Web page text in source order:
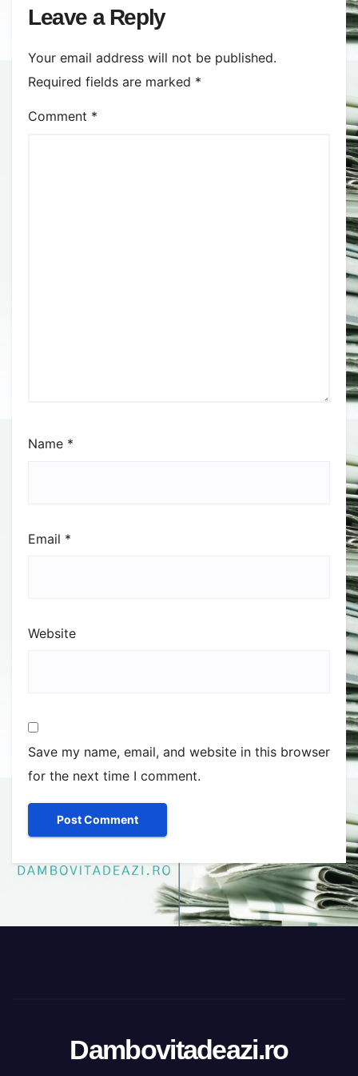
Leave a Reply
Your email address will not be published.
Required fields are marked *
Comment *
Name *
Email *
Website
Save my name, email, and website in this browser
for the next time I comment.
Dambovitadeazi.ro